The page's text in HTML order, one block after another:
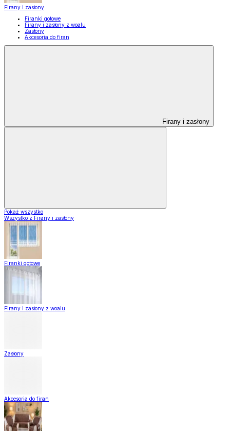
Firany i zasłony
Firanki gotowe
Firany i zasłony z woalu
Zasłony
Akcesoria do firan
Firany i zasłony
Pokaż wszystko
Wszystko z Firany i zasłony
Firanki gotowe
Firany i zasłony z woalu
Zasłony
Akcesoria do firan